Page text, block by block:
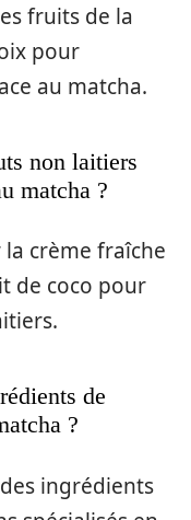
fruits de la
pour
au matcha.
non laitiers
matcha ?
crème fraîche
de coco pour
de
?
ingrédients